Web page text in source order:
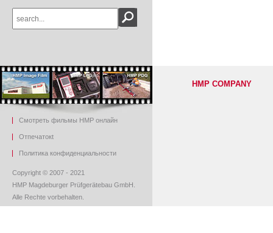
Смотреть фильмы HMP онлайн
Oтпечатокt
Политика конфиденциальности
Copyright © 2007 - 2021
HMP Magdeburger Prüfgerätebau GmbH.
Alle Rechte vorbehalten.
HMP COMPANY